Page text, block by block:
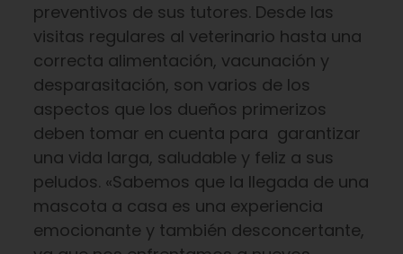
preventivos de sus tutores. Desde las
visitas regulares al veterinario hasta una
correcta alimentación, vacunación y
desparasitación, son varios de los
aspectos que los dueños primerizos
deben tomar en cuenta para garantizar
una vida larga, saludable y feliz a sus
peludos. «Sabemos que la llegada de una
mascota a casa es una experiencia
emocionante y también desconcertante,